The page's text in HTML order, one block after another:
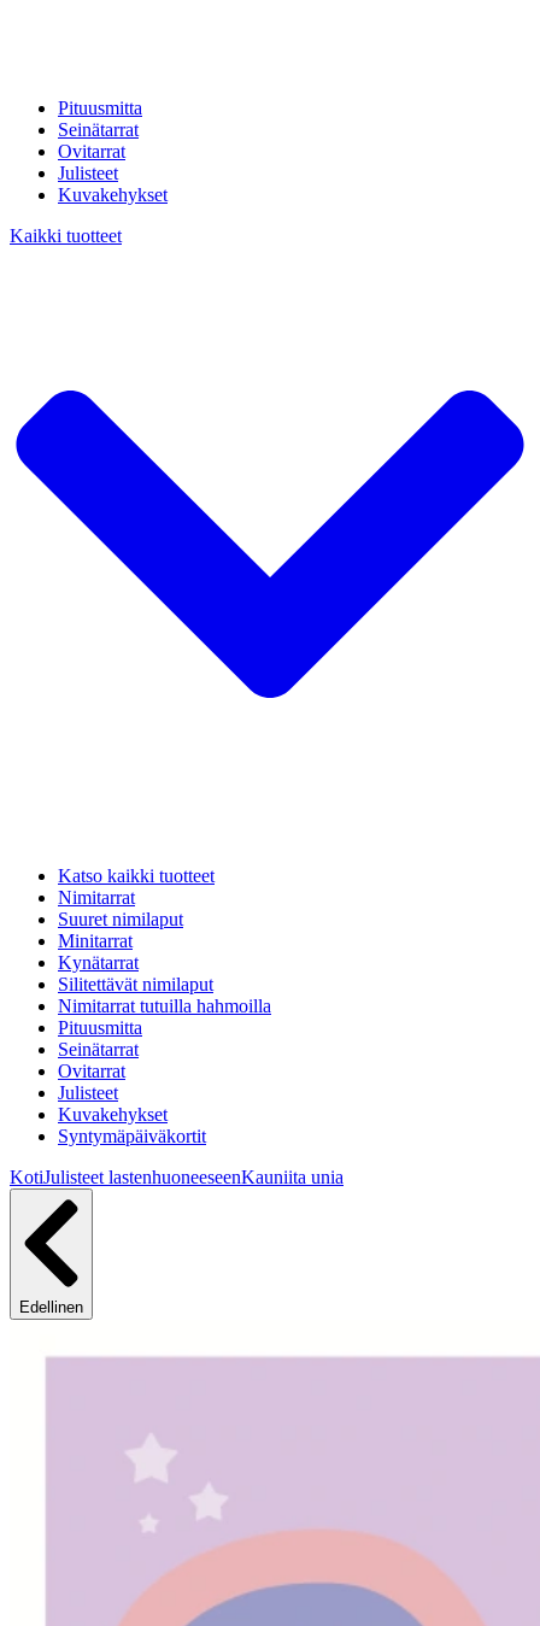
Pituusmitta
Seinätarrat
Ovitarrat
Julisteet
Kuvakehykset
Kaikki tuotteet
Katso kaikki tuotteet
Nimitarrat
Suuret nimilaput
Minitarrat
Kynätarrat
Silitettävät nimilaput
Nimitarrat tutuilla hahmoilla
Pituusmitta
Seinätarrat
Ovitarrat
Julisteet
Kuvakehykset
Syntymäpäiväkortit
KotiJulisteet lastenhuoneeseenKauniita unia
Edellinen